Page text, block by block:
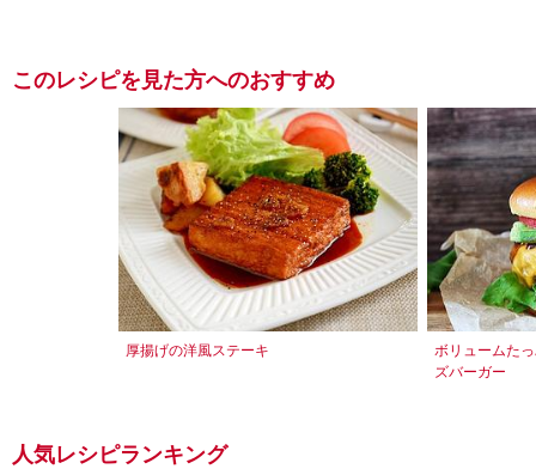
このレシピを見た方へのおすすめ
厚揚げの洋風ステーキ
ボリュームた
ズバーガー
人気レシピランキング